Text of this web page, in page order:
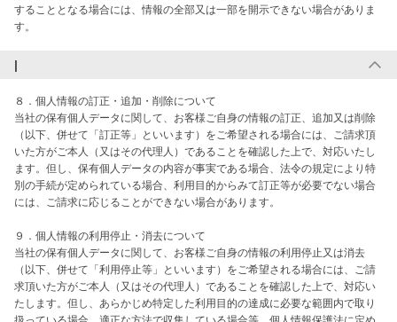
することとなる場合には、情報の全部又は一部を開示できない場合がありま
|
８．個人情報の訂正・追加・削除について
当社の保有個人データに関して、お客様ご自身の情報の訂正、追加又は削除
（以下、併せて「訂正等」といいます）をご希望される場合には、ご請求頂
いた方がご本人（又はその代理人）であることを確認した上で、対応いたし
ます。但し、保有個人データの内容が事実である場合、法令の規定により特
別の手続が定められている場合、利用目的からみて訂正等が必要でない場合
には、ご請求に応じることができない場合があります。
９．個人情報の利用停止・消去について
当社の保有個人データに関して、お客様ご自身の情報の利用停止又は消去
（以下、併せて「利用停止等」といいます）をご希望される場合には、ご請
求頂いた方がご本人（又はその代理人）であることを確認した上で、対応い
たします。但し、あらかじめ特定した利用目的の達成に必要な範囲内で取り